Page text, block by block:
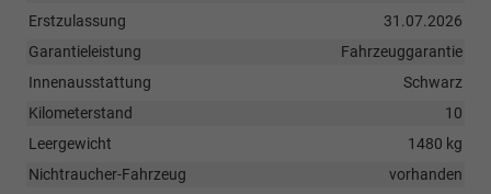
Erstzulassung
31.07.2026
Garantieleistung
Fahrzeuggarantie
Innenausstattung
Schwarz
Kilometerstand
10
Leergewicht
1480 kg
Nichtraucher-Fahrzeug
vorhanden